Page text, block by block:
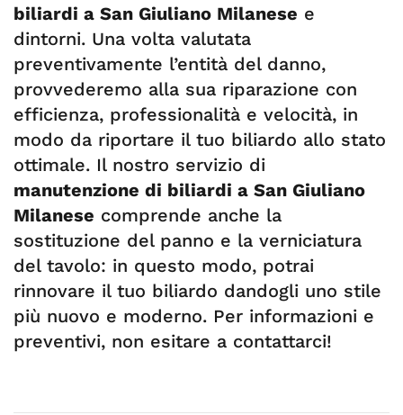
biliardi a San Giuliano Milanese e
dintorni. Una volta valutata
preventivamente l’entità del danno,
provvederemo alla sua riparazione con
efficienza, professionalità e velocità, in
modo da riportare il tuo biliardo allo stato
ottimale. Il nostro servizio di
manutenzione di biliardi a San Giuliano
Milanese comprende anche la
sostituzione del panno e la verniciatura
del tavolo: in questo modo, potrai
rinnovare il tuo biliardo dandogli uno stile
più nuovo e moderno. Per informazioni e
preventivi, non esitare a contattarci!